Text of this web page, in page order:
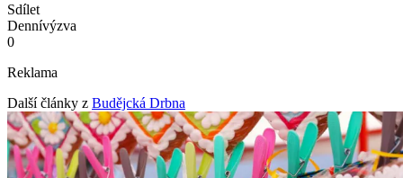
Sdílet
Dennívýzva
0
Reklama
Další články z Budějcká Drbna